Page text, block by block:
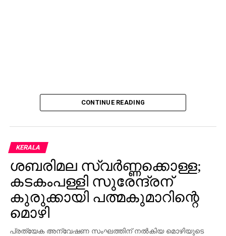
CONTINUE READING
KERALA
ശബരിമല സ്വര്‍ണ്ണക്കൊള്ള;
കടകംപള്ളി സുരേന്ദ്രന്
കുരുക്കായി പത്മകുമാറിന്റെ
മൊഴി
പ്രത്യേക അന്വേഷണ സംഘത്തിന് നല്‍കിയ മൊഴിയുടെ